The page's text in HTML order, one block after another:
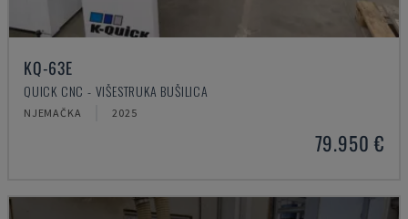
KQ-63E
QUICK CNC - VIŠESTRUKA BUŠILICA
NJEMAČKA 2025
79.950 €